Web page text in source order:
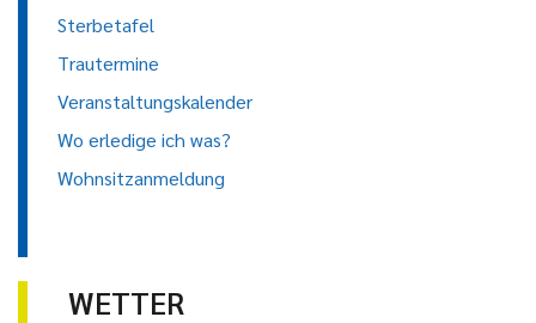
Sterbetafel
Trautermine
Veranstaltungskalender
Wo erledige ich was?
Wohnsitzanmeldung
WETTER